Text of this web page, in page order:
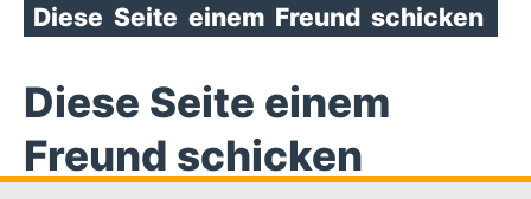
Diese Seite einem Freund schicken
Diese Seite einem
Freund schicken